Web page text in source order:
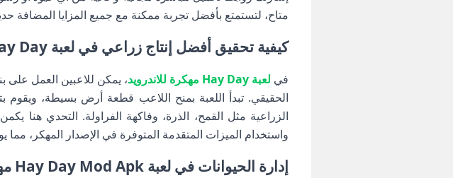
متاح، لتستمتع بأفضل تجربة ممكنة مع جميع المزايا المضافة
كيفية تحقيق أفضل إنتاج زراعي في لعبة Hay Day مهكرة للاندرويد
في لعبة Hay Day مهكرة للاندرويد
، يمكن للاعبين العمل على
الحقيقي. تبدأ اللعبة بمنح اللاعب قطعة أرض بسيطة،
الزراعية مثل القمح، الذرة، وفاكهة الفراولة. التحدي هنا
واستخدام الميزات المتقدمة المتوفرة في الإصدار المهكر، مما
إدارة الحيوانات في لعبة Hay Day Mod Apk مهكرة للأندرويد